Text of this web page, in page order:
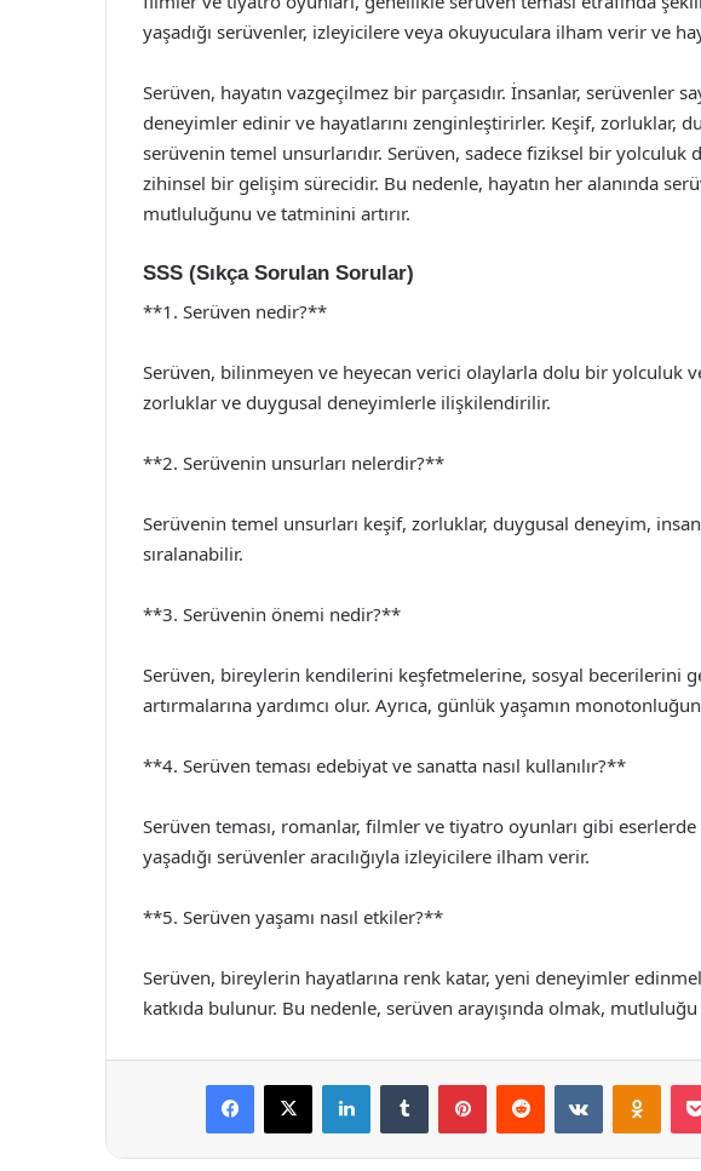
yaşadığı serüvenler, izleyicilere veya okuyuculara ilham verir ve
Serüven, hayatın vazgeçilmez bir parçasıdır. İnsanlar, serüvenler
deneyimler edinir ve hayatlarını zenginleştirirler. Keşif, zorluklar,
serüvenin temel unsurlarıdır. Serüven, sadece fiziksel bir yolculuk
zihinsel bir gelişim sürecidir. Bu nedenle, hayatın her alanında
mutluluğunu ve tatminini artırır.
SSS (Sıkça Sorulan Sorular)
**1. Serüven nedir?**
Serüven, bilinmeyen ve heyecan verici olaylarla dolu bir yolculuk
zorluklar ve duygusal deneyimlerle ilişkilendirilir.
**2. Serüvenin unsurları nelerdir?**
Serüvenin temel unsurları keşif, zorluklar, duygusal deneyim,
sıralanabilir.
**3. Serüvenin önemi nedir?**
Serüven, bireylerin kendilerini keşfetmelerine, sosyal becerilerini
artırmalarına yardımcı olur. Ayrıca, günlük yaşamın
**4. Serüven teması edebiyat ve sanatta nasıl kullanılır?**
Serüven teması, romanlar, filmler ve tiyatro oyunları gibi
yaşadığı serüvenler aracılığıyla izleyicilere ilham verir.
**5. Serüven yaşamı nasıl etkiler?**
Serüven, bireylerin hayatlarına renk katar, yeni deneyimler
katkıda bulunur. Bu nedenle, serüven arayışında olmak, mutluluğu
Facebook
X LinkedInTumblr PinterestReddit VKontakte